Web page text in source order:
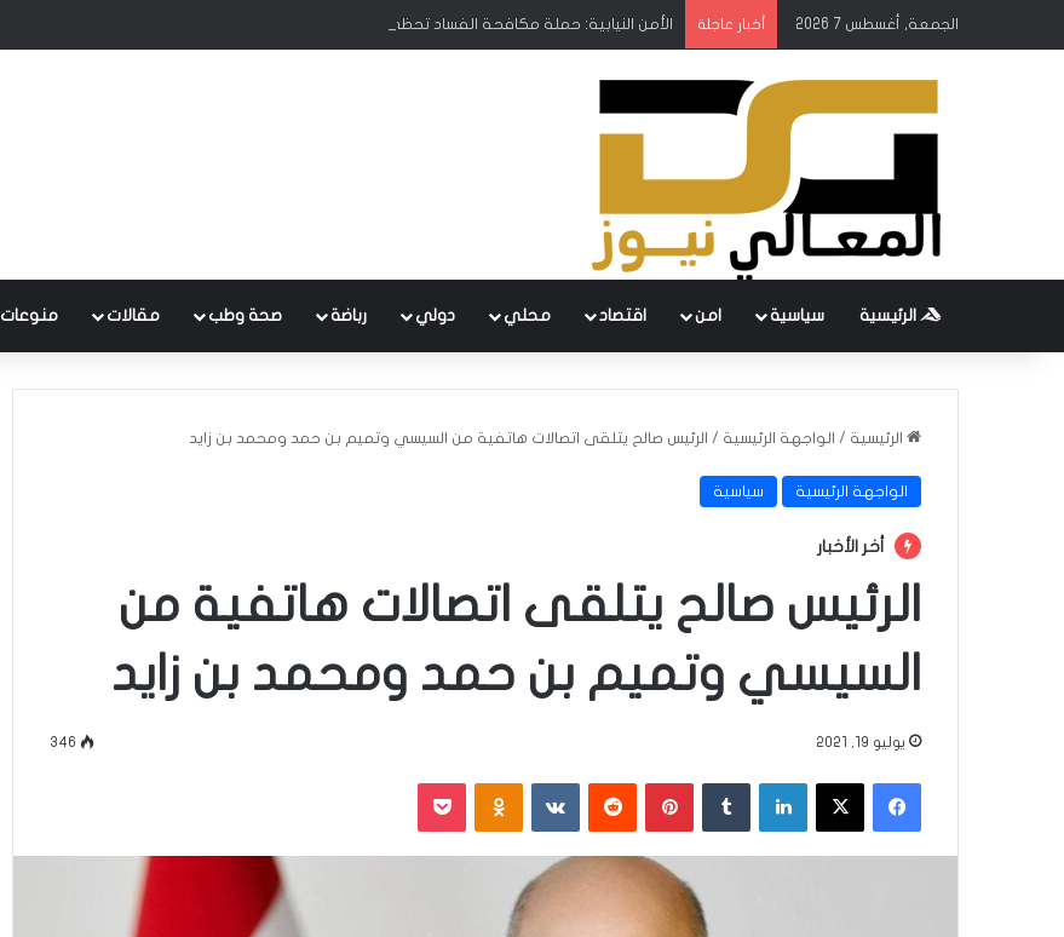
الجمعة, أغسطس 7 2026 أخبار عاجلة الأمن النيابية: حملة مكافحة الفساد تحظى بدعم البرلمان ورئيس الوزراء
الرئيسية سياسية امن اقتصاد محلي دولي رباضة صحة وطب مقالات منوعات
الرئيسية / الواجهة الرئيسية / الرئيس صالح يتلقى اتصالات هاتفية من السيسي وتميم بن حمد ومحمد بن زايد
الواجهة الرئيسية سياسية
أخر الأخبار
الرئيس صالح يتلقى اتصالات هاتفية من
السيسي وتميم بن حمد ومحمد بن زايد
يوليو 19, 2021 346
فيسبوك ‫X لينكدإن بينتيريست ‏VKontakte